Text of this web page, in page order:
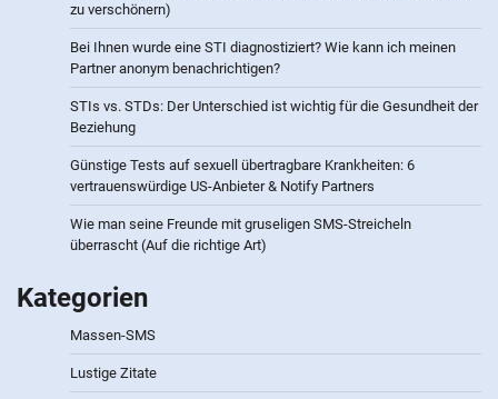
zu verschönern)
Bei Ihnen wurde eine STI diagnostiziert? Wie kann ich meinen
Partner anonym benachrichtigen?
STIs vs. STDs: Der Unterschied ist wichtig für die Gesundheit der
Beziehung
Günstige Tests auf sexuell übertragbare Krankheiten: 6
vertrauenswürdige US-Anbieter & Notify Partners
Wie man seine Freunde mit gruseligen SMS-Streicheln
überrascht (Auf die richtige Art)
Kategorien
Massen-SMS
Lustige Zitate